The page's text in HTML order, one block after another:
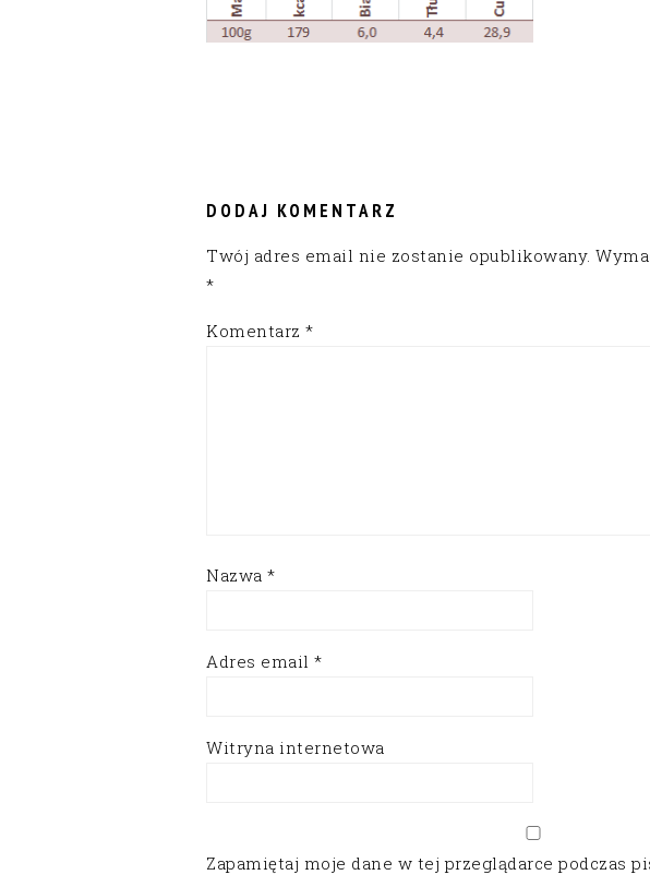
DODAJ KOMENTARZ
Twój adres email nie zostanie opublikowany.
*
Komentarz *
Nazwa *
Adres email *
Witryna internetowa
Zapamiętaj moje dane w tej przeglądarce podczas